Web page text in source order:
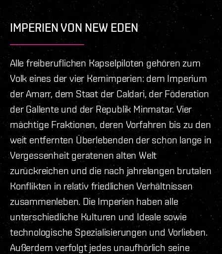
IMPERIEN VON NEW EDEN
Alle freiberuflichen Kapselpiloten gehören zum
Volk eines der vier Kernimperien: dem Imperium
der Amarr, dem Staat der Caldari, der Föderation
der Gallente und der Republik Minmatar. Vier
mächtige Fraktionen, deren Vorfahren bis zu den
weit entfernten Überlebenden der schon lange in
Vergessenheit geratenen alten Welt
zurückreichen und die nach jahrelangen brutalen
Konflikten in relativ friedlichen Verhältnissen
zusammenleben. Die Imperien haben alle
unterschiedliche Kulturen und Ideale sowie
technologische Spezialisierungen und Vorlieben.
Außerdem verfolgt jedes unaufhörlich seine